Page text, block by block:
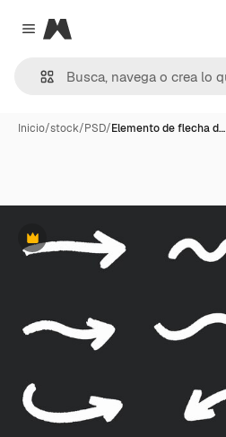
Close menu
Magnific
Inicio/stock/PSD/Elemento de flecha d…
Premium